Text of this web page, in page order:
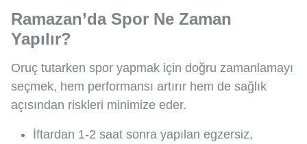
Ramazan’da Spor Ne Zaman
Yapılır?
Oruç tutarken spor yapmak için doğru zamanlamayı
seçmek, hem performansı artırır hem de sağlık
açısından riskleri minimize eder.
İftardan 1-2 saat sonra yapılan egzersiz,